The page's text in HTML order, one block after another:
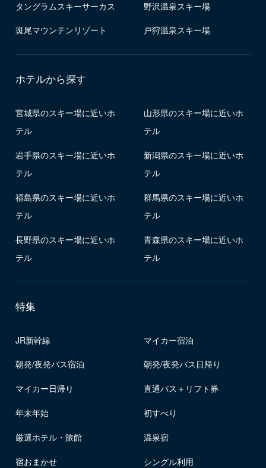
タングラムスキーサーカス 野沢温泉スキー場
斑尾マウンテンリゾート 戸狩温泉スキー場
ホテルから探す
宮城県のスキー場に近いホ
テル
山形県のスキー場に近いホ
テル
岩手県のスキー場に近いホ
テル
新潟県のスキー場に近いホ
テル
福島県のスキー場に近いホ
テル
群馬県のスキー場に近いホ
テル
長野県のスキー場に近いホ
テル
青森県のスキー場に近いホ
テル
特集
JR新幹線 マイカー宿泊
朝発/夜発バス宿泊 朝発/夜発バス日帰り
マイカー日帰り 直通バス＋リフト券
年末年始 初すべり
厳選ホテル・旅館 温泉宿
宿おまかせ シングル利用